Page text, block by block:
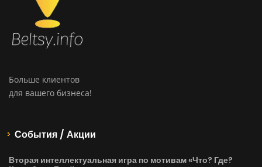
Больше клиентов
для вашего бизнеса!
События / Акции
Вторая интеллектуальная игра по мотивам «Что? Где?